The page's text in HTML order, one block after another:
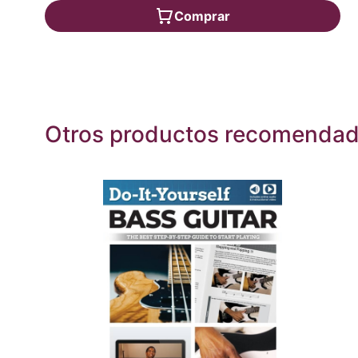
Comprar
Otros productos